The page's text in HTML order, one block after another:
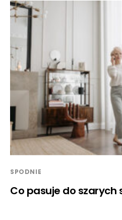
SPODNIE
Co pasuje do szarych